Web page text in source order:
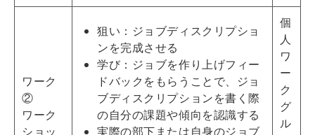
ワーク
②
ワーク
ショッ
狙い：ジョブディスクリプショ
ンを完成させる
学び：ジョブを作り上げフィー
ドバックをもらうことで、ジョ
ブディスクリプションを書く際
の自分の課題や傾向を認識する
実際の部下または自身のジョブ
個
人
ワ
ー
ク
グ
ル